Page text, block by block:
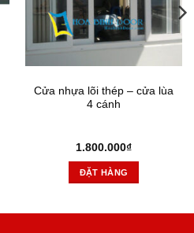
Cửa nhựa lõi thép – cửa lùa
4 cánh
1.800.000₫
ĐẶT HÀNG